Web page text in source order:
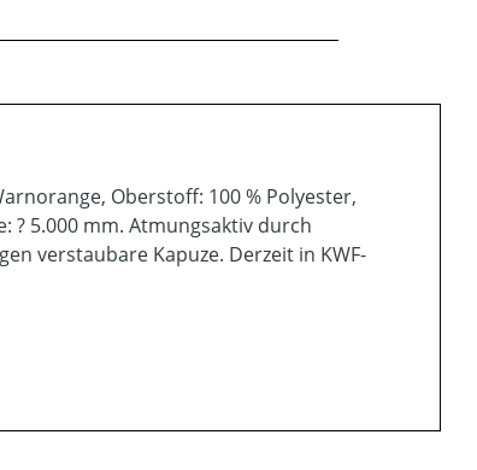
Oberstoff: 100 % Polyester,
? 5.000 mm. Atmungsaktiv durch
verstaubare Kapuze. Derzeit in KWF-